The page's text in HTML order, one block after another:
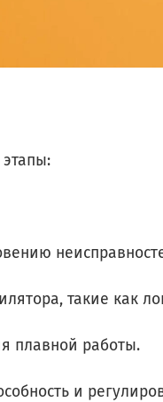
такие как
плавной работы.
и